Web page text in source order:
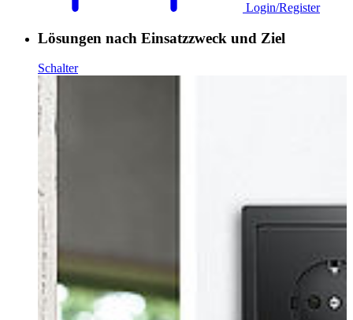
Login/Register
Lösungen nach Einsatzzweck und Ziel
Schalter